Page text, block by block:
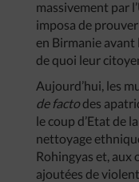
massivement par
imposa de
en Birmanie
de quoi leur
Aujourd’hui, les
de factodes
le coup d’Etat de
nettoyage
Rohingyas et, aux
ajoutées de